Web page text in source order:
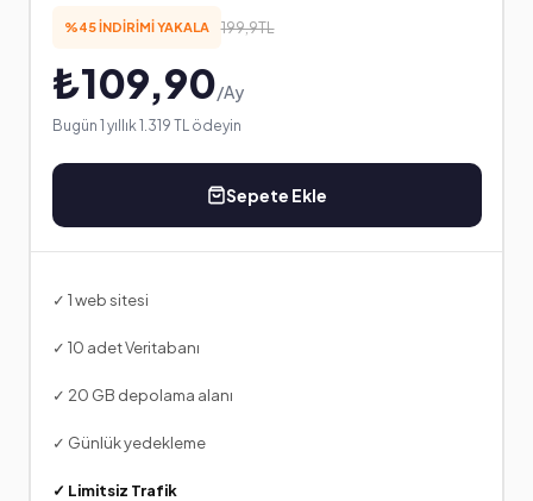
%45 İNDİRİMİ YAKALA 199,9TL
₺109,90/Ay
Bugün 1 yıllık 1.319 TL ödeyin
Sepete Ekle
✓ 1 web sitesi
✓ 10 adet Veritabanı
✓ 20 GB depolama alanı
✓ Günlük yedekleme
✓ Limitsiz Trafik